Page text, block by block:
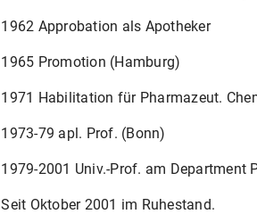
1962 Approbation als Apotheker
1965 Promotion (Hamburg)
1971 Habilitation für Pharmazeut.
1973-79 apl. Prof. (Bonn)
1979-2001 Univ.-Prof. am Department
Seit Oktober 2001 im Ruhestand.